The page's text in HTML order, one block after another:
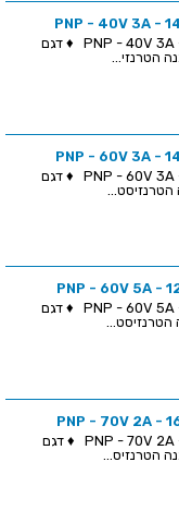
טרנזיסטור PNP - 40V 3A - 145MHZ - SMD ♦ דגם
טרנזיסטור PNP - 60V 3A - 140MHZ - SMD ♦ דגם
טרנזיסטור PNP - 60V 5A - 120MHZ - SMD ♦ דגם
טרנזיסטור PNP - 70V 2A - 160MHZ - SMD ♦ דגם